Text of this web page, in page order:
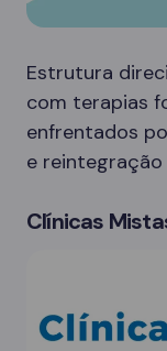
Estrutura
com terapias
enfrentados
e reintegração
Clínicas